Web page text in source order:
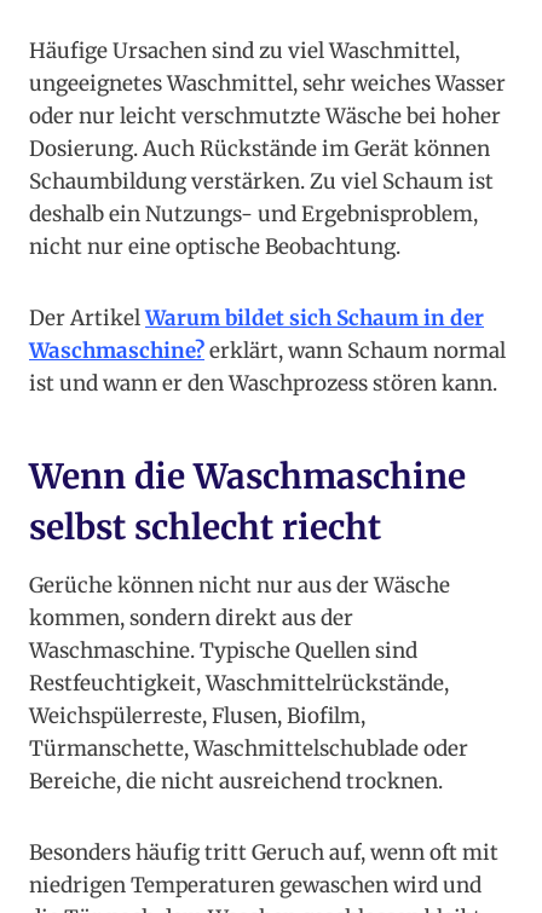
Häufige Ursachen sind zu viel Waschmittel,
ungeeignetes Waschmittel, sehr weiches Wasser
oder nur leicht verschmutzte Wäsche bei hoher
Dosierung. Auch Rückstände im Gerät können
Schaumbildung verstärken. Zu viel Schaum ist
deshalb ein Nutzungs- und Ergebnisproblem,
nicht nur eine optische Beobachtung.
Der ArtikelWarum bildet sich Schaum in der
Waschmaschine?erklärt, wann Schaum normal
ist und wann er den Waschprozess stören kann.
Wenn die Waschmaschine
selbst schlecht riecht
Gerüche können nicht nur aus der Wäsche
kommen, sondern direkt aus der
Waschmaschine. Typische Quellen sind
Restfeuchtigkeit, Waschmittelrückstände,
Weichspülerreste, Flusen, Biofilm,
Türmanschette, Waschmittelschublade oder
Bereiche, die nicht ausreichend trocknen.
Besonders häufig tritt Geruch auf, wenn oft mit
niedrigen Temperaturen gewaschen wird und